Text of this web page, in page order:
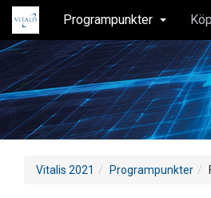
Programpunkter
Vitalis 2021 Programpunkter